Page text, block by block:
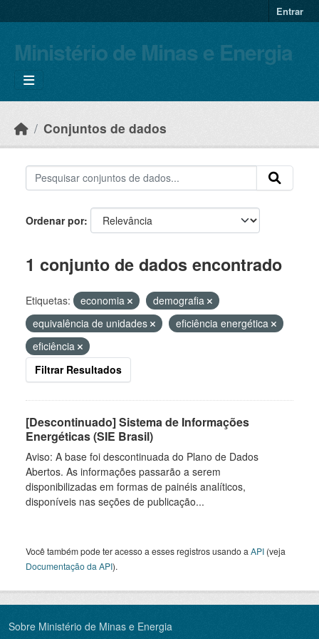
Entrar
Ministério de Minas e Energia
Conjuntos de dados
Ordenar por
1 conjunto de dados encontrado
Etiquetas: economia
demografia
equivalência de unidades
eficiência energética
eficiência
Filtrar Resultados
[Descontinuado] Sistema de Informações
Energéticas (SIE Brasil)
Aviso: A base foi descontinuada do Plano de Dados
Abertos. As informações passarão a serem
disponibilizadas em formas de painéis analíticos,
disponíveis nas seções de publicação...
Você também pode ter acesso a esses registros usando a API (veja
Documentação da API).
Sobre Ministério de Minas e Energia